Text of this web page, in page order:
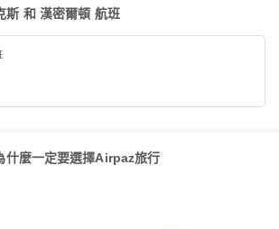
斯 和 漢密爾頓 航班
什麼一定要選擇Airpaz旅行